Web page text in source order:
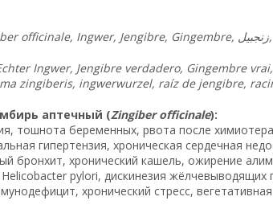
officinale, Ingwer, Jengibre, Gingembre, زنجبيل,
аптечный (Zingiber officinale):
тошнота беременных, рвота после
гипертензия, хроническая сердечная
бронхит, хронический кашель, ожирение
pylori, дискинезия жёлчевыводящих
хронический стресс,